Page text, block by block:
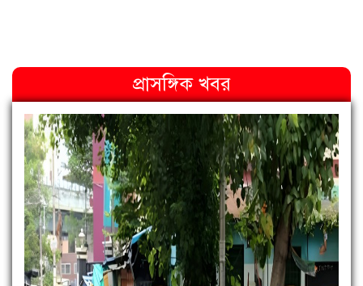
প্রাসঙ্গিক খবর